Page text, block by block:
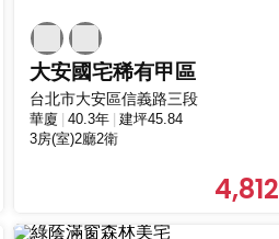
大安國宅稀有甲區
台北市大安區信義路三段
華廈 40.3年 建坪45.84
3房(室)2廳2衛
4,812